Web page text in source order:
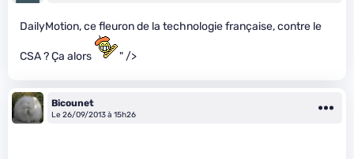
DailyMotion, ce fleuron de la technologie française, contre le
CSA ? Ça alors " />
Bicounet
Le 26/09/2013 à 15h26